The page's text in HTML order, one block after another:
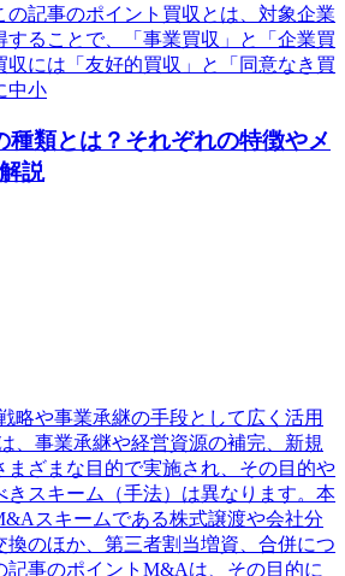
の記事のポイント買収とは、対象企業
することで、「事業買収」と「企業買
収には「友好的買収」と「同意なき買
中小
類とは？それぞれの特徴やメ
説
略や事業承継の手段として広く活用
、事業承継や経営資源の補完、新規
まざまな目的で実施され、その目的や
きスキーム（手法）は異なります。本
スキームである株式譲渡や会社分
換のほか、第三者割当増資、合併につ
記事のポイントM&Aは、その目的に